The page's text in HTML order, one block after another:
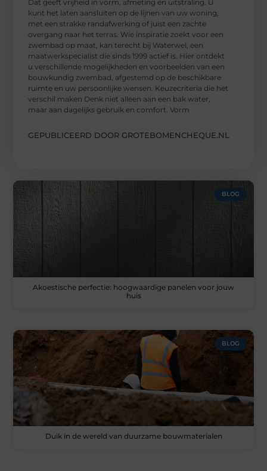
Dat geeft vrijheid in vorm, afmeting en uitstraling. U
kunt het laten aansluiten op de lijnen van uw woning,
met een strakke randafwerking of juist een zachte
overgang naar het terras. Wie inspiratie zoekt voor een
zwembad op maat, kan terecht bij Waterwel, een
maatwerkspecialist die sinds 1999 actief is. Hier ontdekt
u verschillende mogelijkheden en voorbeelden van een
bouwkundig zwembad, afgestemd op de beschikbare
ruimte en uw persoonlijke wensen. Keuzecriteria die het
verschil maken Denk niet alleen aan een bak water,
maar aan dagelijks gebruik en comfort. Vorm
GEPUBLICEERD DOOR GROTEBOMENCHEQUE.NL
BLOG
Akoestische perfectie: hoogwaardige panelen voor jouw
huis
BLOG
Duik in de wereld van duurzame bouwmaterialen